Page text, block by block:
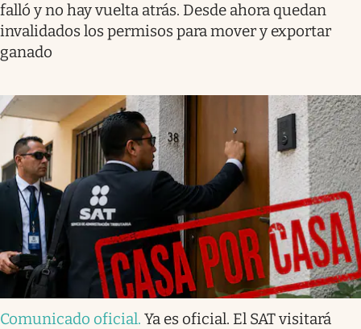
falló y no hay vuelta atrás. Desde ahora quedan
invalidados los permisos para mover y exportar
ganado
Comunicado oficial. Ya es oficial. El SAT visitará